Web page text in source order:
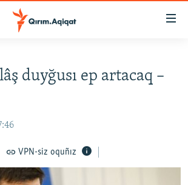
duyğusı ep artacaq –
VPN-siz oquñız